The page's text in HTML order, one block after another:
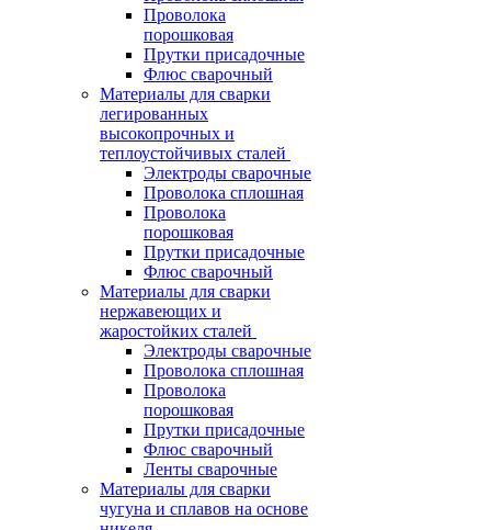
Проволока
порошковая
Прутки присадочные
Флюс сварочный
Материалы для сварки
легированных
высокопрочных и
теплоустойчивых сталей
Электроды сварочные
Проволока сплошная
Проволока
порошковая
Прутки присадочные
Флюс сварочный
Материалы для сварки
нержавеющих и
жаростойких сталей
Электроды сварочные
Проволока сплошная
Проволока
порошковая
Прутки присадочные
Флюс сварочный
Ленты сварочные
Материалы для сварки
чугуна и сплавов на основе